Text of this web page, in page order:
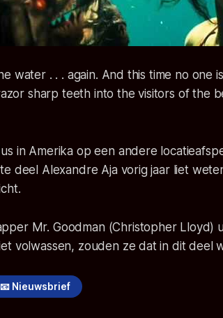
water . . . again. And this time no one
sharp teeth into the visitors of the
in Amerika op een andere
deel Alexandre Aja vorig jaar liet
Mr. Goodman (Christopher Lloyd)
volwassen, zouden ze dat in dit deel
📧 Nieuwsbrief